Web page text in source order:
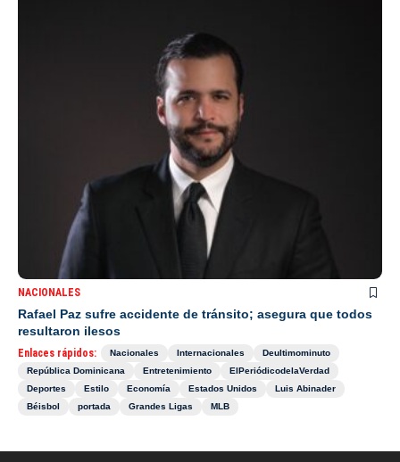
NACIONALES
Rafael Paz sufre accidente de tránsito; asegura que todos
resultaron ilesos
Enlaces rápidos: Nacionales Internacionales
Deultimominuto
República Dominicana
Entretenimiento
ElPeriódicodelaVerdad
Deportes
Estilo Economía Estados Unidos
Luis Abinader
Béisbol
portada Grandes Ligas MLB